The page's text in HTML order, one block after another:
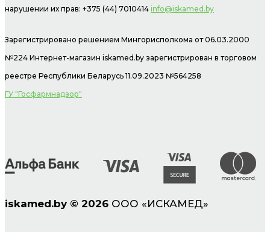
нарушении их прав: +375 (44) 7010414 info@iskamed.by
Зарегистрировано решением Мингорисполкома от 06.03.2000
№224 Интернет-магазин iskamed.by зарегистрирован в торговом
реестре Республики Беларусь 11.09.2023 №564258
ГУ "Госфармнадзор"
iskamed.by © 2026 ООО «ИСКАМЕД»